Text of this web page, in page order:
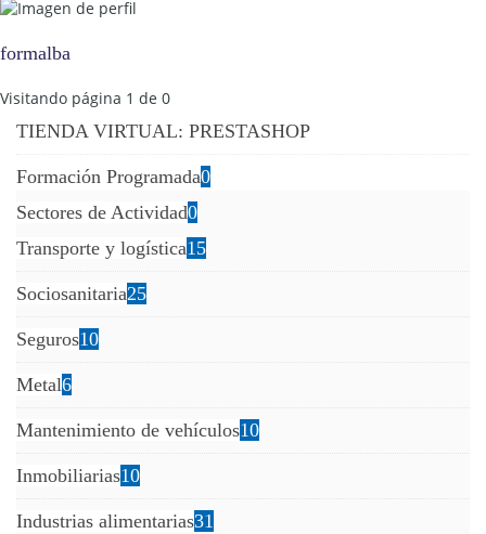
formalba
Visitando página 1 de 0
TIENDA VIRTUAL: PRESTASHOP
Formación Programada0
Sectores de Actividad0
Transporte y logística15
Sociosanitaria25
Seguros10
Metal6
Mantenimiento de vehículos10
Inmobiliarias10
Industrias alimentarias31